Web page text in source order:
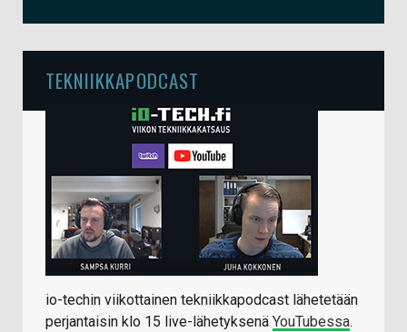
TEKNIIKKAPODCAST
io-techin viikottainen tekniikkapodcast lähetetään
perjantaisin klo 15 live-lähetyksenä YouTubessa.